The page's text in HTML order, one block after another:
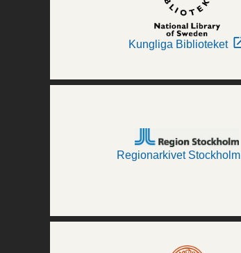
Kungliga Biblioteket
Regionarkivet Stockholm